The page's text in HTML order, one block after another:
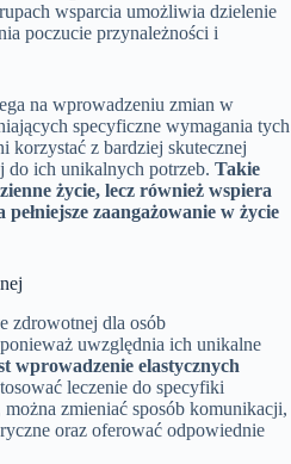
wsparcia umożliwia dzielenie
poczucie przynależności i
na wprowadzeniu zmian w
specyficzne wymagania tych
korzystać z bardziej skutecznej
do ich unikalnych potrzeb. Takie
życie, lecz również wspiera
zaangażowanie w życie
zdrowotnej dla osób
uwzględnia ich unikalne
wprowadzenie elastycznych
leczenie do specyfiki
zmieniać sposób komunikacji,
oraz oferować odpowiednie